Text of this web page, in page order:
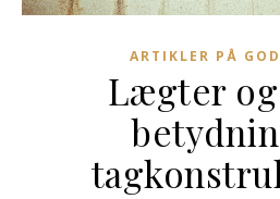
ARTIKLER PÅ
Lægter